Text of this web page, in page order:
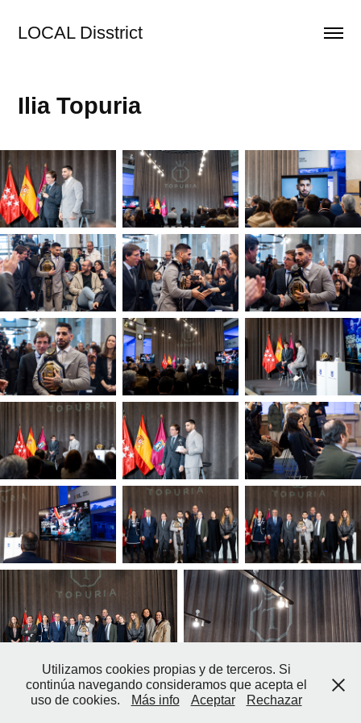
LOCAL Disstrict
Ilia Topuria
Utilizamos cookies propias y de terceros. Si
continúa navegando consideramos que acepta el
uso de cookies.
Más info Aceptar Rechazar